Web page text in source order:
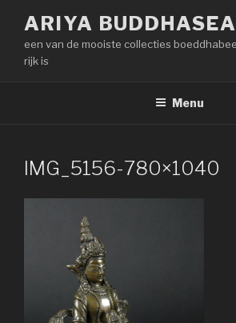
inhoud
springen
ARIYA
een van de mooiste collecties
rijk is
Menu
IMG_5156-780×1040